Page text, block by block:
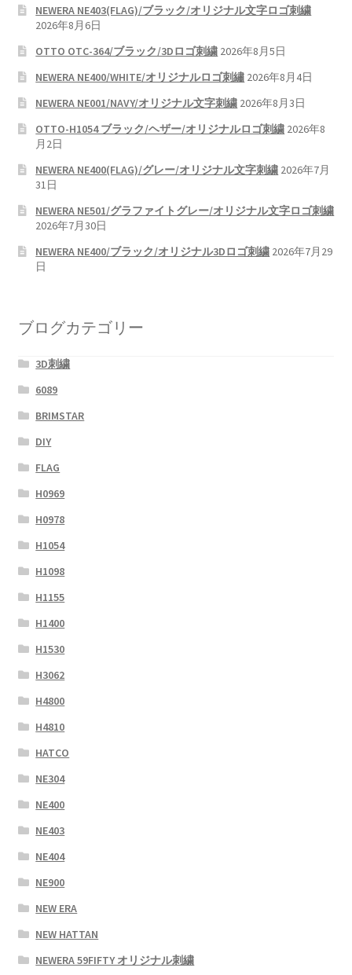
NEWERA NE403(FLAG)/ブラック/オリジナル文字ロゴ刺繍
2026年8月6日
OTTO OTC-364/ブラック/3Dロゴ刺繍 2026年8月5日
NEWERA NE400/WHITE/オリジナルロゴ刺繡 2026年8月4日
NEWERA NE001/NAVY/オリジナル文字刺繍 2026年8月3日
OTTO-H1054 ブラック/ヘザー/オリジナルロゴ刺繍 2026年8
月2日
NEWERA NE400(FLAG)/グレー/オリジナル文字刺繍 2026年7月
31日
NEWERA NE501/グラファイトグレー/オリジナル文字ロゴ刺繍
2026年7月30日
NEWERA NE400/ブラック/オリジナル3Dロゴ刺繍 2026年7月29
日
ブログカテゴリー
3D刺繍
6089
BRIMSTAR
DIY
FLAG
H0969
H0978
H1054
H1098
H1155
H1400
H1530
H3062
H4800
H4810
HATCO
NE304
NE400
NE403
NE404
NE900
NEW ERA
NEW HATTAN
NEWERA 59FIFTY オリジナル刺繍